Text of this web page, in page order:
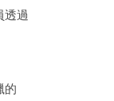
透過
的